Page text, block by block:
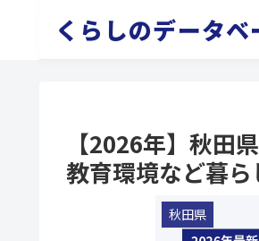
くらしのデータベ
【2026年】秋田
教育環境など暮
秋田県